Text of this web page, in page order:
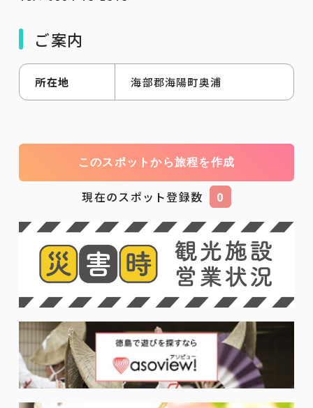
ご案内
所在地 海部郡海陽町奥浦
このスポットから旅程を作成
現在のスポット登録数 0